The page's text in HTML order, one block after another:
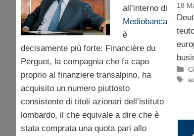
all’interno di
Mediobanca
è
decisamente più forte: Financière du
Perguet, la compagnia che fa capo
proprio al finanziere transalpino, ha
acquisito un numero piuttosto
consistente di titoli azionari dell’istituto
lombardo, il che equivale a dire che è
stata comprata una quota pari allo
18